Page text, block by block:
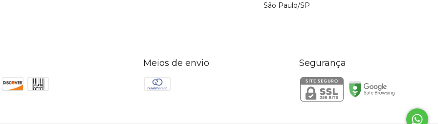
São Paulo/SP
Meios de envio Segurança